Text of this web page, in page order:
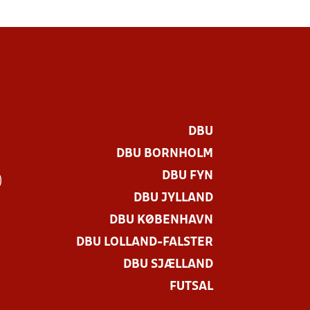
DBU
DBU BORNHOLM
DBU FYN
DBU JYLLAND
DBU KØBENHAVN
DBU LOLLAND-FALSTER
DBU SJÆLLAND
FUTSAL